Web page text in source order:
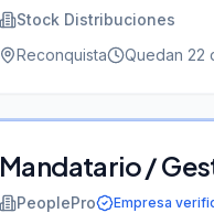
Stock Distribuciones
Reconquista Quedan 22
Mandatario /
PeoplePro Empresa